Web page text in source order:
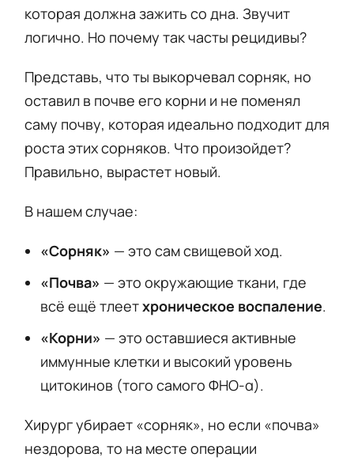
которая должна зажить со дна. Звучит
логично. Но почему так часты рецидивы?
Представь, что ты выкорчевал сорняк, но
оставил в почве его корни и не поменял
саму почву, которая идеально подходит для
роста этих сорняков. Что произойдет?
Правильно, вырастет новый.
В нашем случае:
«Сорняк» — это сам свищевой ход.
«Почва» — это окружающие ткани, где
всё ещё тлеетхроническое воспаление.
«Корни» — это оставшиеся активные
иммунные клетки и высокий уровень
цитокинов (того самого ФНО-α).
Хирург убирает «сорняк», но если «почва»
нездорова, то на месте операции